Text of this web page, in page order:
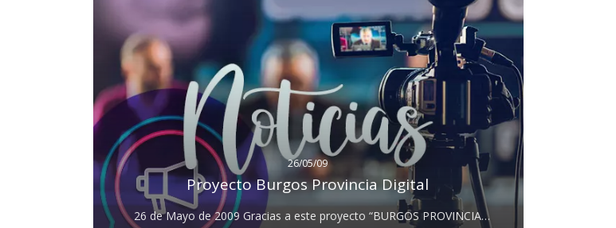
26/05/09
Proyecto Burgos Provincia Digital
26 de Mayo de 2009 Gracias a este proyecto “BURGOS PROVINCIA